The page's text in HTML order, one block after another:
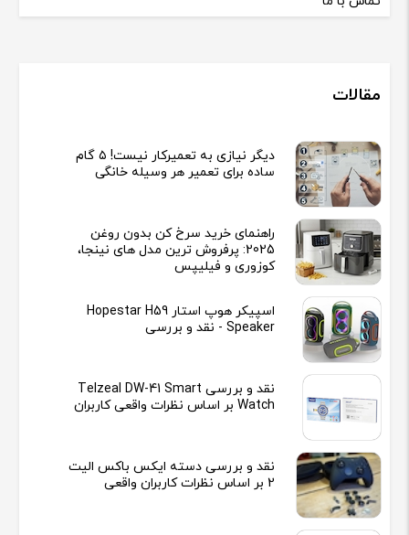
مقالات
دیگر نیازی به تعمیرکار نیست! ۵ گام
ساده برای تعمیر هر وسیله خانگی
راهنمای خرید سرخ کن بدون روغن
2025: پرفروش ترین مدل های نینجا،
کوزوری و فیلیپس
اسپیکر هوپ استار Hopestar H59
Speaker - نقد و بررسی
نقد و بررسی Telzeal DW-41 Smart
Watch بر اساس نظرات واقعی کاربران
نقد و بررسی دسته ایکس باکس الیت
2 بر اساس نظرات کاربران واقعی